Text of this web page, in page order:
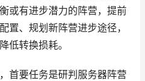
或有进步潜力的阵营，提前
置、规划新阵营进步途径，
低转换损耗。
首要任务是研判服务器阵营